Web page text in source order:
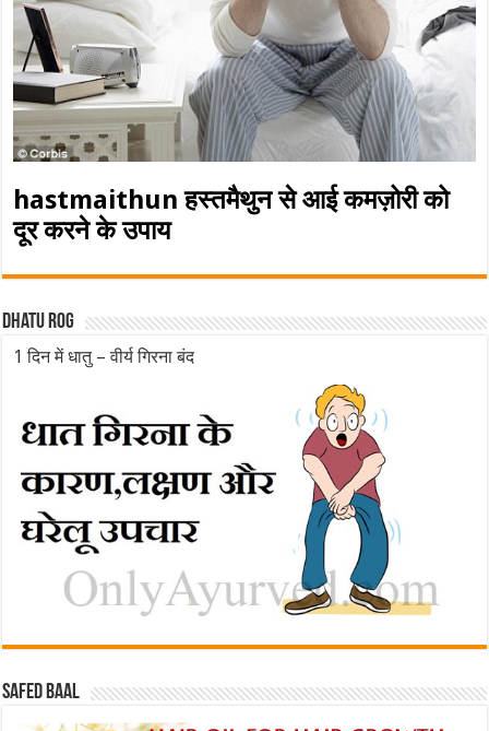
hastmaithun हस्तमैथुन से आई कमज़ोरी को
दूर करने के उपाय
Dhatu rog
1 दिन में धातु – वीर्य गिरना बंद
Safed baal